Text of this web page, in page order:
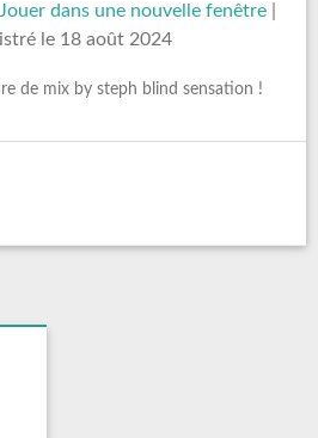
Jouer dans une nouvelle fenêtre
le 18 août 2024
de mix by steph blind sensation !